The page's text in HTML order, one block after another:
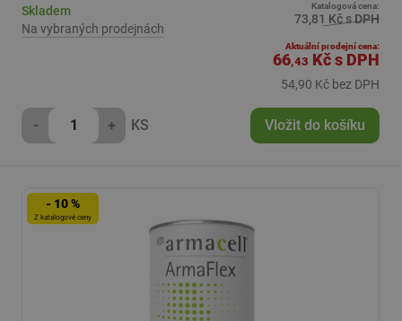
Skladem
Na vybraných prodejnách
Katalogová cena:
73,81 Kč s DPH
Aktuální prodejní cena:
66,43 Kčs DPH
54,90 Kč bez DPH
- + KS Vložit do košíku
- 10 %
Z katalogové ceny